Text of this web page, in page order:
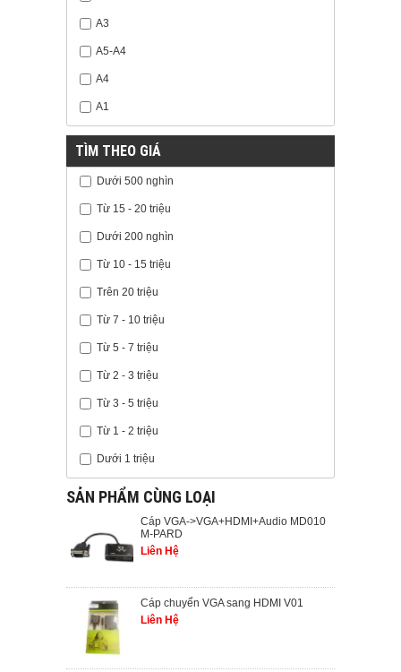
A3
A5-A4
A4
A1
TÌM THEO GIÁ
Dưới 500 nghìn
Từ 15 - 20 triệu
Dưới 200 nghìn
Từ 10 - 15 triệu
Trên 20 triệu
Từ 7 - 10 triệu
Từ 5 - 7 triệu
Từ 2 - 3 triệu
Từ 3 - 5 triệu
Từ 1 - 2 triệu
Dưới 1 triệu
SẢN PHẨM CÙNG LOẠI
Cáp VGA->VGA+HDMI+Audio MD010
M-PARD
Liên Hệ
Cáp chuyển VGA sang HDMI V01
Liên Hệ